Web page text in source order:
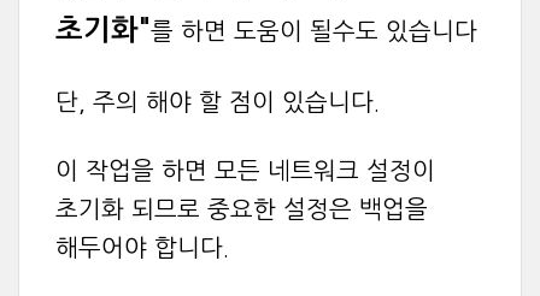
초기화"를 하면 도움이 될수도 있습니다
단, 주의 해야 할 점이 있습니다.
이 작업을 하면 모든 네트워크 설정이
초기화 되므로 중요한 설정은 백업을
해두어야 합니다.